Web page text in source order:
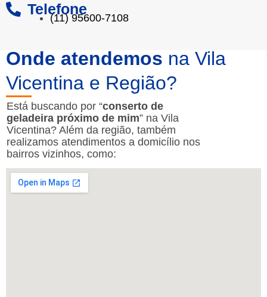
Telefone
(11) 95600-7108
Onde atendemos na Vila
Vicentina e Região?
Está buscando por “conserto de
geladeira próximo de mim” na Vila
Vicentina? Além da região, também
realizamos atendimentos a domicílio nos
bairros vizinhos, como: